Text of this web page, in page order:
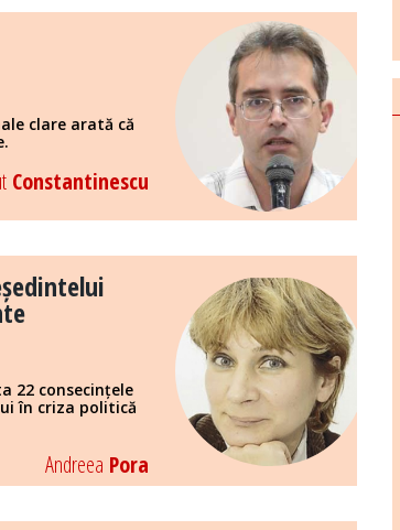
clare arată că
Constantinescu
22 consecințele
în criza politică
Andreea Pora